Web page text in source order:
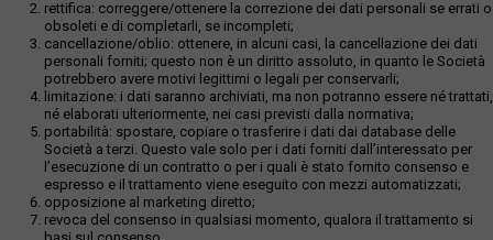
rettifica: correggere/ottenere la correzione dei dati personali se errati o
obsoleti e di completarli, se incompleti;
cancellazione/oblio: ottenere, in alcuni casi, la cancellazione dei dati
personali forniti; questo non è un diritto assoluto, in quanto le Società
potrebbero avere motivi legittimi o legali per conservarli;
limitazione: i dati saranno archiviati, ma non potranno essere né trattati,
né elaborati ulteriormente, nei casi previsti dalla normativa;
portabilità: spostare, copiare o trasferire i dati dai database delle
Società a terzi. Questo vale solo per i dati forniti dall’interessato per
l’esecuzione di un contratto o per i quali è stato fornito consenso e
espresso e il trattamento viene eseguito con mezzi automatizzati;
opposizione al marketing diretto;
revoca del consenso in qualsiasi momento, qualora il trattamento si